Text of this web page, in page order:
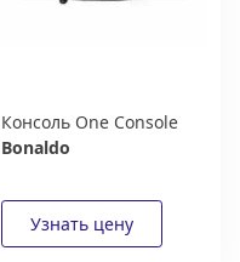
Консоль One Console
Bonaldo